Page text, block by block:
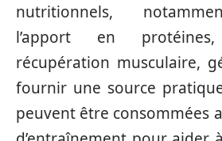
nutritionnels,
l’apport en
récupération musculaire,
fournir une source
peuvent être consommées